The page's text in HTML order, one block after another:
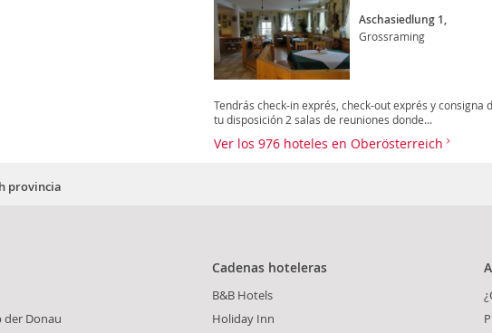
Aschasiedlung 1,
Grossraming
Tendrás check-in exprés, check-out exprés y consigna
tu disposición 2 salas de reuniones donde...
Ver los 976 hoteles en Oberösterreich
provincia
der Donau
Cadenas hoteleras
B&B Hotels
Holiday Inn